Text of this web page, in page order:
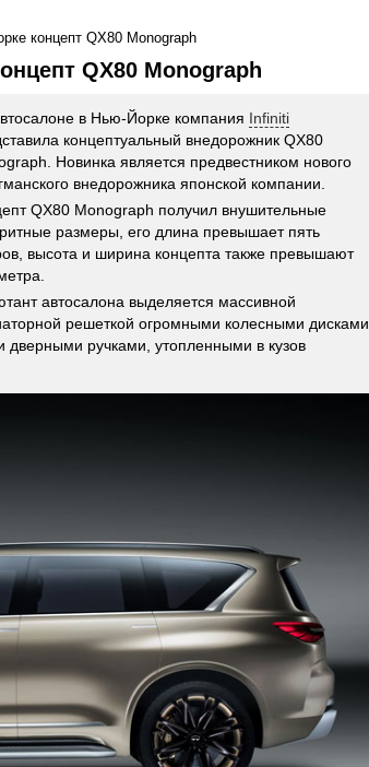
концепт QX80 Monograph
QX80 Monograph
в Нью-Йорке компания Infiniti
концептуальный внедорожник QX80
Новинка является предвестником нового
внедорожника японской компании.
QX80 Monograph получил внушительные
размеры, его длина превышает пять
высота и ширина концепта также превышают
автосалона выделяется массивной
решеткой огромными колесными дисками
дверными ручками, утопленными в кузов